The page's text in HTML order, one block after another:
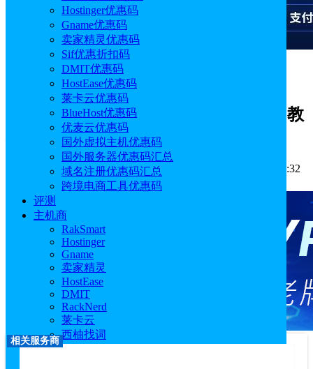
Hostinger优惠码
Gname优惠码
卖家精灵优惠码
Sif优惠折扣码
DMIT优惠码
HostEase优惠码
莱卡云优惠码
BlueHost优惠码
优麦云优惠码
国外虚拟主机优惠码
国外服务器优惠码汇总
域名注册优惠码汇总
跨境电商工具优惠码
评测
主机商
RakSmart
Hostinger
Gname
卖家精灵
HostEase
DMIT
RackNerd
莱卡云
西柚找词
FastMoss
Hostinger VPS安装Hermes Workspace教
作者: Emily 分类:主机教程
发布时间: 2026.06.08 18:56:32
更新于: 2026.06.08 18:56:32
相关服务商